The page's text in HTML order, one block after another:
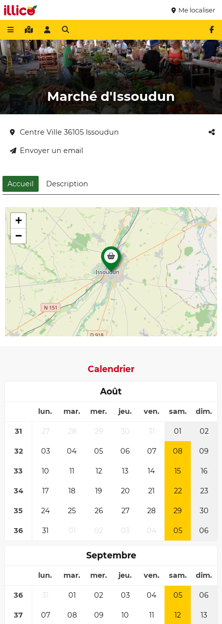
Me localiser
Marché d'Issoudun
Centre Ville 36105 Issoudun
Envoyer un email
Accueil Description
+
−
Calendrier
Août
lun. mar. mer. jeu. ven. sam. dim.
31 27 28 29 30 31 01 02
32 03 04 05 06 07 08 09
33 10 11 12 13 14 15 16
34 17 18 19 20 21 22 23
35 24 25 26 27 28 29 30
36 31 01 02 03 04 05 06
Septembre
lun. mar. mer. jeu. ven. sam. dim.
36 31 01 02 03 04 05 06
37 07 08 09 10 11 12 13